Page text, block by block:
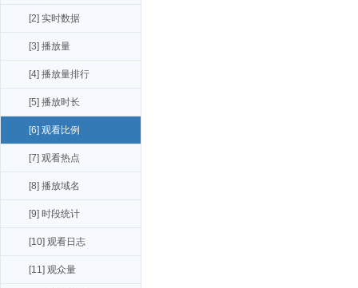
[2] 实时数据
[3] 播放量
[4] 播放量排行
[5] 播放时长
[6] 观看比例
[7] 观看热点
[8] 播放域名
[9] 时段统计
[10] 观看日志
[11] 观众量